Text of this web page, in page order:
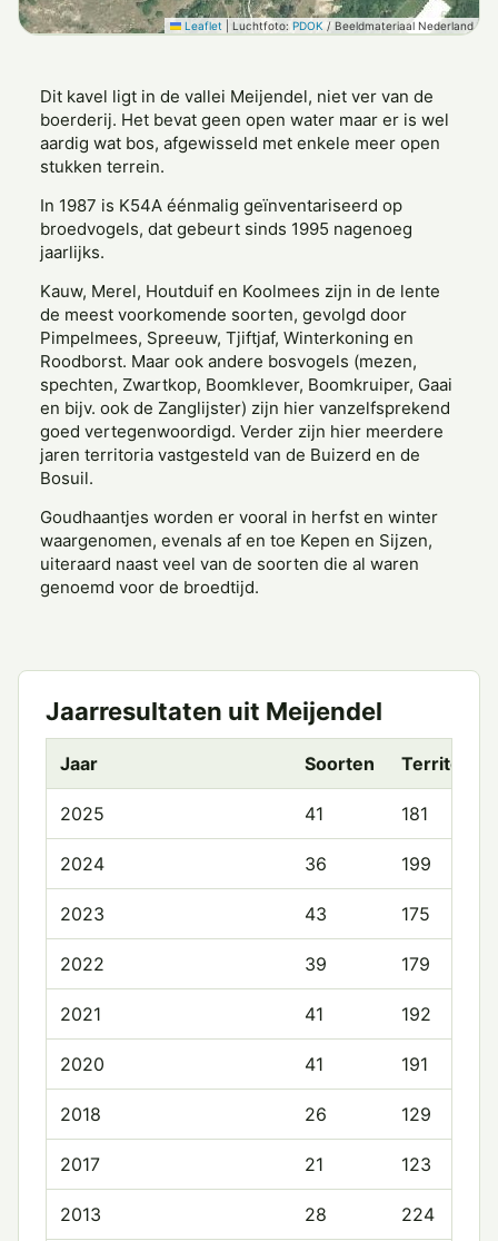
Leaflet Luchtfoto: PDOK / Beeldmateriaal Nederland
Dit kavel ligt in de vallei Meijendel, niet ver van de
boerderij. Het bevat geen open water maar er is wel
aardig wat bos, afgewisseld met enkele meer open
stukken terrein.
In 1987 is K54A éénmalig geïnventariseerd op
broedvogels, dat gebeurt sinds 1995 nagenoeg
jaarlijks.
Kauw, Merel, Houtduif en Koolmees zijn in de lente
de meest voorkomende soorten, gevolgd door
Pimpelmees, Spreeuw, Tjiftjaf, Winterkoning en
Roodborst. Maar ook andere bosvogels (mezen,
spechten, Zwartkop, Boomklever, Boomkruiper, Gaai
en bijv. ook de Zanglijster) zijn hier vanzelfsprekend
goed vertegenwoordigd. Verder zijn hier meerdere
jaren territoria vastgesteld van de Buizerd en de
Bosuil.
Goudhaantjes worden er vooral in herfst en winter
waargenomen, evenals af en toe Kepen en Sijzen,
uiteraard naast veel van de soorten die al waren
genoemd voor de broedtijd.
Jaarresultaten uit Meijendel
Jaar Soorten Territoria
2025 41 181
2024 36 199
2023 43 175
2022 39 179
2021 41 192
2020 41 191
2018 26 129
2017 21 123
2013 28 224